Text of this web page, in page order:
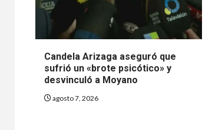
Candela Arizaga aseguró que
sufrió un «brote psicótico» y
desvinculó a Moyano
agosto 7, 2026